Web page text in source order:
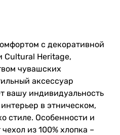
с декоративной
Cultural Heritage,
чувашских
аксессуар
вашу индивидуальность
в этническом,
стиле. Особенности и
из 100% хлопка –